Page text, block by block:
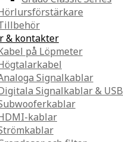
& kontakter
på Löpmeter
Signalkablar
Signalkablar & USB
kablar